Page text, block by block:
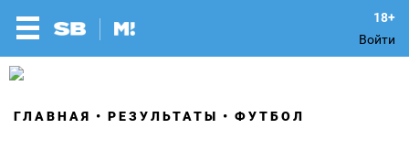
Войти
ГЛАВНАЯ РЕЗУЛЬТАТЫ ФУТБОЛ